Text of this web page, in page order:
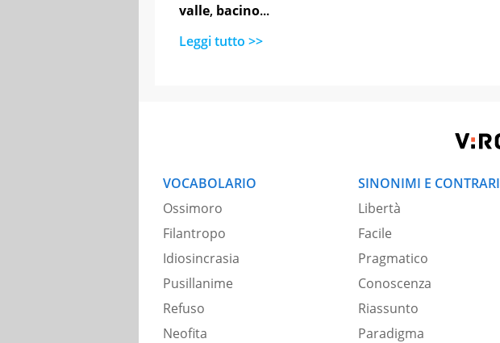
valle, bacino...
Leggi tutto >>
VOCABOLARIO
Ossimoro
Filantropo
Idiosincrasia
Pusillanime
Refuso
Neofita
SINONIMI E CONTRARI
Libertà
Facile
Pragmatico
Conoscenza
Riassunto
Paradigma